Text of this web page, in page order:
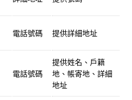
電話號碼 提供詳細地址
電話號碼
提供姓名、戶籍
地、帳寄地、詳細
地址